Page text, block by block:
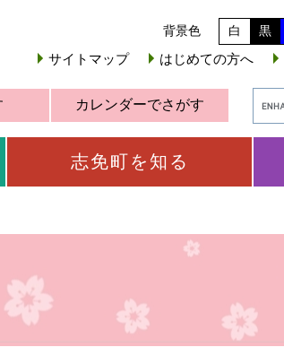
背景色 白 黒
サイトマップ はじめての方へ
カレンダーでさがす
志免町を知る